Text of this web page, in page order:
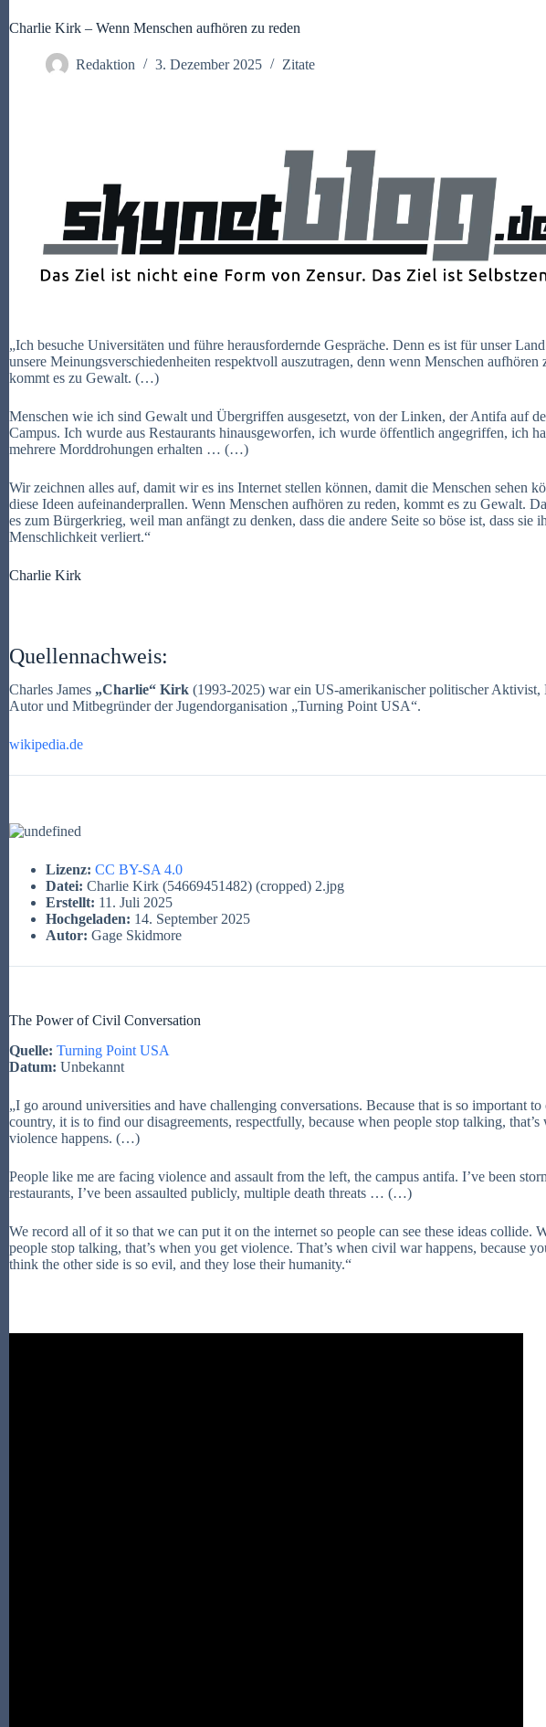
Charlie Kirk – Wenn Menschen aufhören zu reden
Redaktion 3. Dezember 2025 Zitate
„Ich besuche Universitäten und führe herausfordernde Gespräche. Denn es ist für unser
unsere Meinungsverschiedenheiten respektvoll auszutragen, denn wenn Menschen aufhören
kommt es zu Gewalt. (…)
Menschen wie ich sind Gewalt und Übergriffen ausgesetzt, von der Linken, der Antifa auf
Campus. Ich wurde aus Restaurants hinausgeworfen, ich wurde öffentlich angegriffen, ich
mehrere Morddrohungen erhalten … (…)
Wir zeichnen alles auf, damit wir es ins Internet stellen können, damit die Menschen sehen
diese Ideen aufeinanderprallen. Wenn Menschen aufhören zu reden, kommt es zu Gewalt.
es zum Bürgerkrieg, weil man anfängt zu denken, dass die andere Seite so böse ist, dass sie
Menschlichkeit verliert.“
Charlie Kirk
Quellennachweis:
Charles James „Charlie“ Kirk (1993-2025) war ein US-amerikanischer politischer Aktivist,
Autor und Mitbegründer der Jugendorganisation „Turning Point USA“.
wikipedia.de
Lizenz: CC BY-SA 4.0
Datei: Charlie Kirk (54669451482) (cropped) 2.jpg
Erstellt: 11. Juli 2025
Hochgeladen: 14. September 2025
Autor: Gage Skidmore
The Power of Civil Conversation
Quelle: Turning Point USA
Datum: Unbekannt
„I go around universities and have challenging conversations. Because that is so important to
country, it is to find our disagreements, respectfully, because when people stop talking, that’s
violence happens. (…)
People like me are facing violence and assault from the left, the campus antifa. I’ve been
restaurants, I’ve been assaulted publicly, multiple death threats … (…)
We record all of it so that we can put it on the internet so people can see these ideas collide.
people stop talking, that’s when you get violence. That’s when civil war happens, because
think the other side is so evil, and they lose their humanity.“